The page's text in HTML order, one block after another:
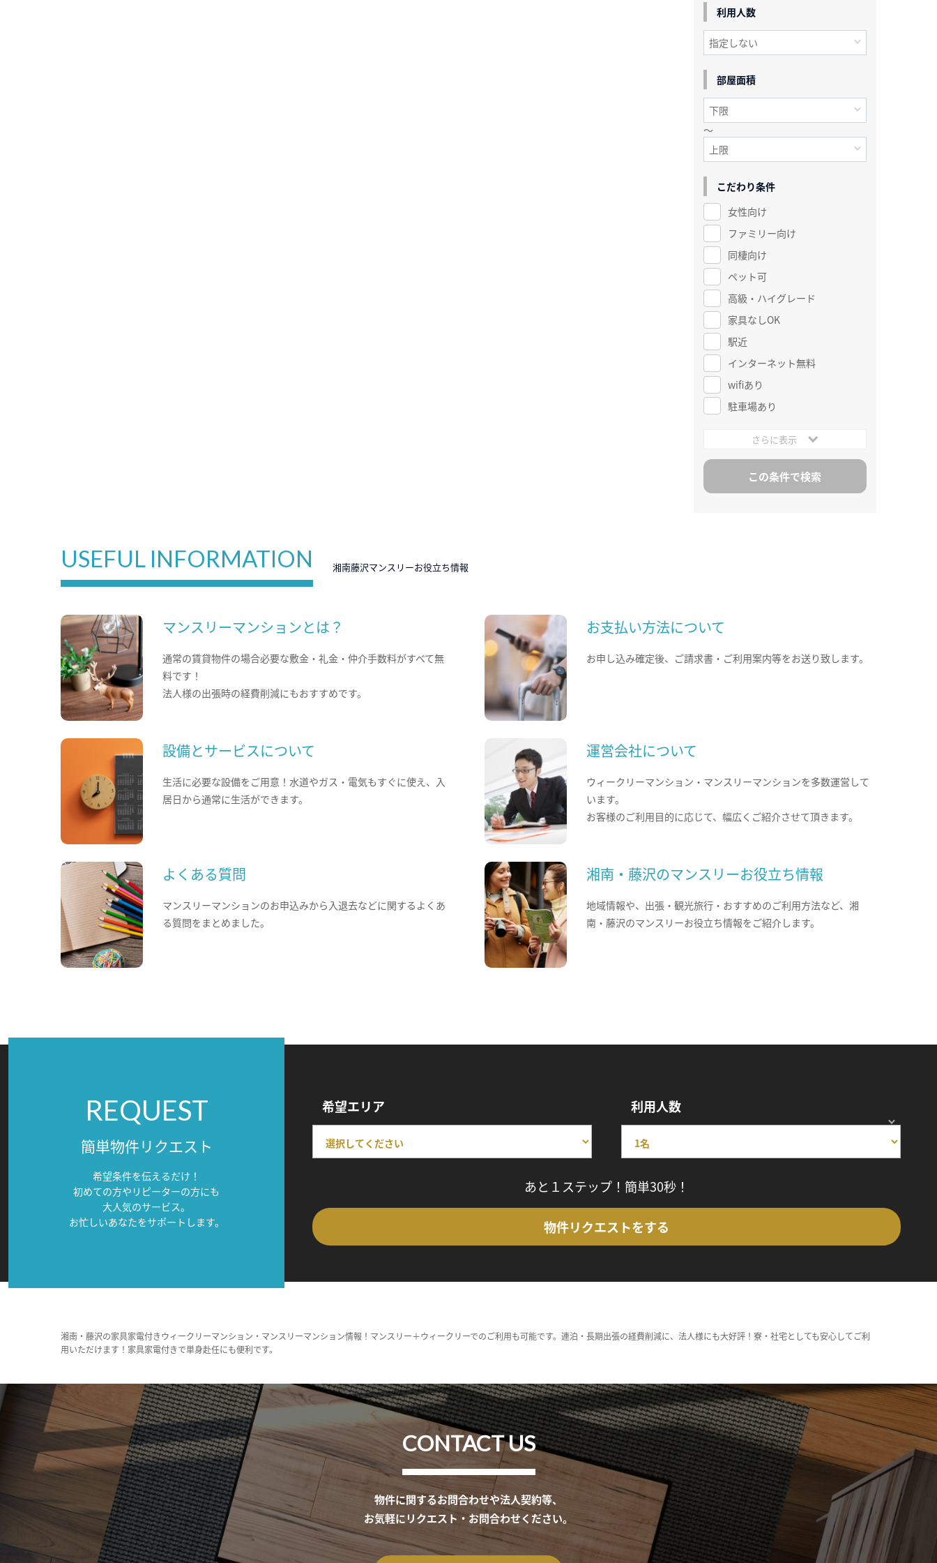
利用人数
部屋面積
～
こだわり条件
女性向け
ファミリー向け
同棲向け
ペット可
高級・ハイグレード
家具なしOK
駅近
インターネット無料
wifiあり
駐車場あり
さらに表示
USEFUL INFORMATION 湘南藤沢マンスリーお役立ち情報
マンスリーマンションとは？
通常の賃貸物件の場合必要な敷金・礼金・仲介手数料がすべて無
料です！
法人様の出張時の経費削減にもおすすめです。
お支払い方法について
お申し込み確定後、ご請求書・ご利用案内等をお送り致します。
設備とサービスについて
生活に必要な設備をご用意！水道やガス・電気もすぐに使え、入
居日から通常に生活ができます。
運営会社について
ウィークリーマンション・マンスリーマンションを多数運営して
います。
お客様のご利用目的に応じて、幅広くご紹介させて頂きます。
よくある質問
マンスリーマンションのお申込みから入退去などに関するよくあ
る質問をまとめました。
湘南・藤沢のマンスリーお役立ち情報
地域情報や、出張・観光旅行・おすすめのご利用方法など、湘
南・藤沢のマンスリーお役立ち情報をご紹介します。
REQUEST
簡単物件リクエスト
希望条件を伝えるだけ！
初めての方やリピーターの方にも
大人気のサービス。
お忙しいあなたをサポートします。
希望エリア 利用人数
あと１ステップ！簡単30秒！
物件リクエストをする
湘南・藤沢の家具家電付きウィークリーマンション・マンスリーマンション情報！マンスリー＋ウィークリーでのご利用も可能です。連泊・長期出張の経費削減に、法人様にも大好評！寮・社宅としても安心してご利
用いただけます！家具家電付きで単身赴任にも便利です。
CONTACT US
物件に関するお問合わせや法人契約等、
お気軽にリクエスト・お問合わせください。